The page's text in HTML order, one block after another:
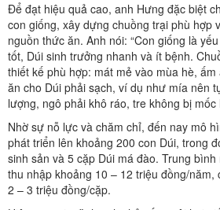
Để đạt hiệu quả cao, anh Hưng đặc biệt
con giống, xây dựng chuồng trại phù hợp
nguồn thức ăn. Anh nói: “Con giống là
tốt, Dúi sinh trưởng nhanh và ít bệnh.
thiết kế phù hợp: mát mẻ vào mùa hè,
ăn cho Dúi phải sạch, ví dụ như mía nên
lượng, ngô phải khô ráo, tre không bị mốc
Nhờ sự nỗ lực và chăm chỉ, đến nay mô
phát triển lên khoảng 200 con Dúi, trong
sinh sản và 5 cặp Dúi má đào. Trung
thu nhập khoảng 10 – 12 triệu đồng/năm,
2 – 3 triệu đồng/cặp.